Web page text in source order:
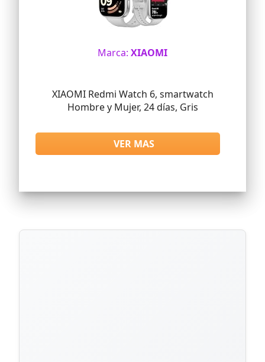
Marca: XIAOMI
XIAOMI Redmi Watch 6, smartwatch
Hombre y Mujer, 24 días, Gris
VER MAS